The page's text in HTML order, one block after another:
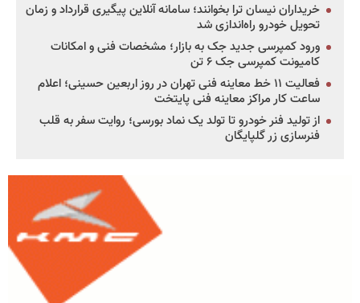
خریداران نیسان ترا بخوانند؛ سامانه آنلاین پیگیری قرارداد و زمان
تحویل خودرو راه‌اندازی شد
ورود کمپرسی جدید جک به بازار؛ مشخصات فنی و امکانات
کامیونت کمپرسی جک ۶ تن
فعالیت ۱۱ خط معاینه فنی تهران در روز اربعین حسینی؛ اعلام
ساعت کار مراکز معاینه فنی پایتخت
از تولید فنر خودرو تا تولد یک نماد بورسی؛ روایت سفر به قلب
فنرسازی زر گلپایگان